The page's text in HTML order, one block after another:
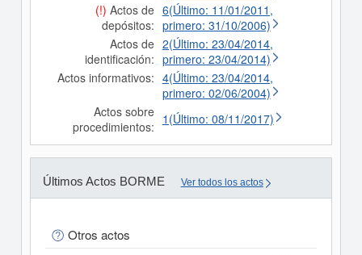
(!) Actos de
depósitos:
6(Último: 11/01/2011,
primero: 31/10/2006)
Actos de
identificación:
2(Último: 23/04/2014,
primero: 23/04/2014)
Actos informativos: 4(Último: 23/04/2014,
primero: 02/06/2004)
Actos sobre
procedimientos: 1(Último: 08/11/2017)
Últimos Actos BORME Ver todos los actos
Otros actos